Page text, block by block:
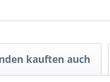
kauften auch